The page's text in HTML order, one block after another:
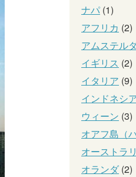
ナパ (1)
アフリカ (2)
アムステル
イギリス (2)
イタリア (9)
インドネシ
ウィーン (3)
オアフ島（
オーストラ
オランダ(2)